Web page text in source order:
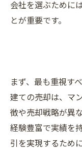
会社を選ぶために
とが重要です。
まず、最も重視す
建ての売却は、マ
徴や売却戦略が異
経験豊富で実績を
引を実現するため